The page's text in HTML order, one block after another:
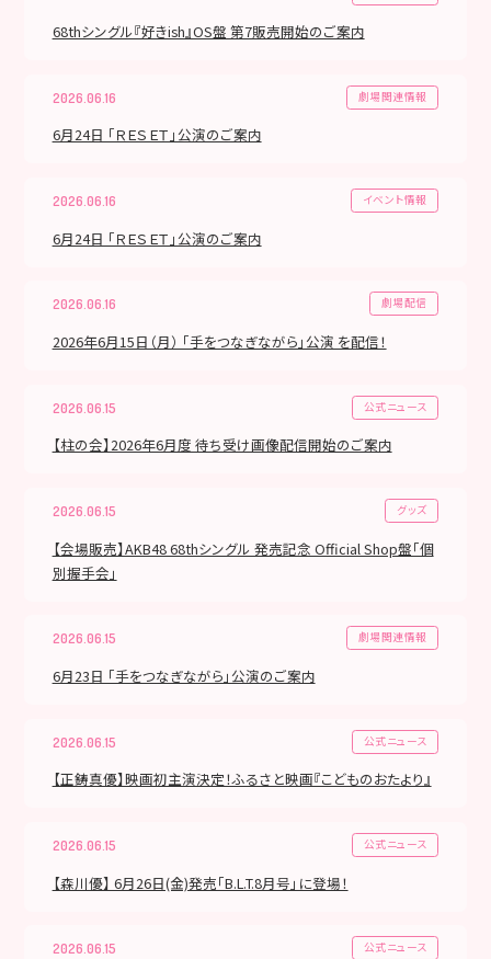
68thシングル『好きish』OS盤 第7販売開始のご案内
2026.06.16 劇場関連情報
6月24日 「ＲＥＳＥＴ」公演のご案内
2026.06.16 イベント情報
6月24日 「ＲＥＳＥＴ」公演のご案内
2026.06.16 劇場配信
2026年6月15日（月） 「手をつなぎながら」公演 を配信！
2026.06.15 公式ニュース
【柱の会】2026年6月度 待ち受け画像配信開始のご案内
2026.06.15 グッズ
【会場販売】AKB48 68thシングル 発売記念 Official Shop盤「個
別握手会」
2026.06.15 劇場関連情報
6月23日 「手をつなぎながら」公演のご案内
2026.06.15 公式ニュース
【正鋳真優】映画初主演決定！ふるさと映画『こどものおたより』
2026.06.15 公式ニュース
【森川優】 6月26日(金)発売「B.L.T.8月号」に登場！
2026.06.15 公式ニュース